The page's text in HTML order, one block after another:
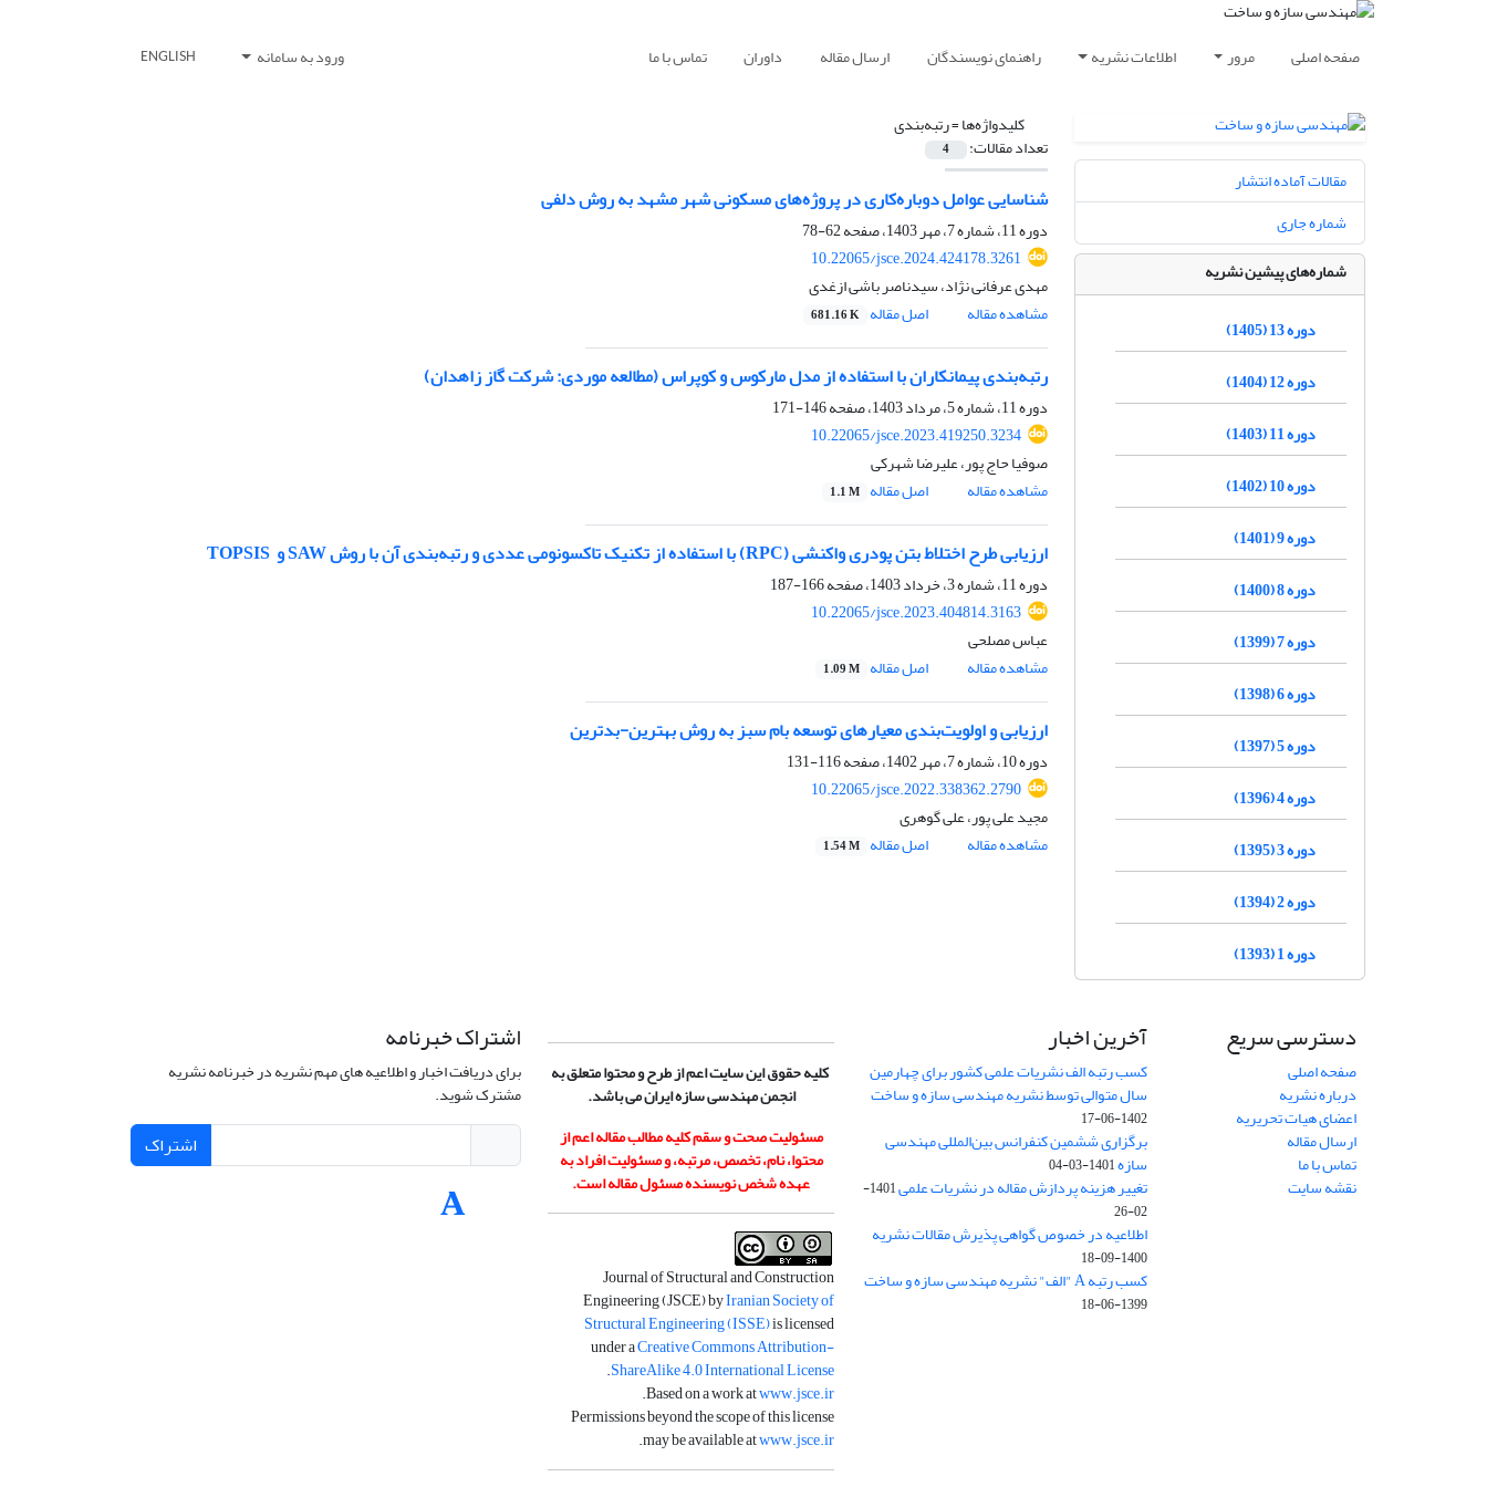
صفحه اصلی مرور اطلاعات نشریه راهنمای نویسندگان ارسال مقاله داوران تماس با ما ورود به سامانه ENGLISH
کلیدواژه‌ها =رتبه‌بندی
تعداد مقالات: 4
شناسایی عوامل دوباره‌کاری در پروژه‌های مسکونی شهر مشهد به روش دلفی
دوره 11، شماره 7، مهر 1403، صفحه
62-78
10.22065/jsce.2024.424178.3261
مهدی عرفانی نژاد، سیدناصر باشی ازغدی
مشاهده مقاله
اصل مقاله 681.16 K
رتبه‌بندی پیمانکاران با استفاده از مدل مارکوس و کوپراس (مطالعه موردی: شرکت گاز زاهدان)
دوره 11، شماره 5، مرداد 1403، صفحه
146-171
10.22065/jsce.2023.419250.3234
صوفیا حاج پور، علیرضا شهرکی
مشاهده مقاله
اصل مقاله 1.1 M
ارزیابی طرح اختلاط بتن پودری واکنشی (RPC) با استفاده از تکنیک تاکسونومی عددی و رتبه‌بندی آن با روش SAW و ‌‌‌ TOPSIS
دوره 11، شماره 3، خرداد 1403، صفحه
166-187
10.22065/jsce.2023.404814.3163
عباس مصلحی
مشاهده مقاله
اصل مقاله 1.09 M
ارزیابی و اولویت‌بندی معیار‌های توسعه بام سبز به روش بهترین-بدترین
دوره 10، شماره 7، مهر 1402، صفحه
116-131
10.22065/jsce.2022.338362.2790
مجید علی پور، علی گوهری
مشاهده مقاله
اصل مقاله 1.54 M
مقالات آماده انتشار
شماره جاری
شماره‌های پیشین نشریه
دوره 13 (1405)
دوره 12 (1404)
دوره 11 (1403)
دوره 10 (1402)
دوره 9 (1401)
دوره 8 (1400)
دوره 7 (1399)
دوره 6 (1398)
دوره 5 (1397)
دوره 4 (1396)
دوره 3 (1395)
دوره 2 (1394)
دوره 1 (1393)
دسترسی سریع
صفحه اصلی
درباره نشریه
اعضای هیات تحریریه
ارسال مقاله
تماس با ما
نقشه سایت
آخرین اخبار
کسب رتبه الف نشریات علمی کشور برای چهارمین
سال متوالی توسط نشریه مهندسی سازه و ساخت
1402-06-17
برگزاری ششمین کنفرانس بین‌المللی مهندسی
سازه1401-03-04
تغییر هزینه پردازش مقاله در نشریات علمی
1401-
02-26
اطلاعیه در خصوص گواهی پذیرش مقالات نشریه
1400-09-18
کسب رتبه A "الف" نشریه مهندسی سازه و ساخت
1399-06-18
کلیه حقوق این سایت اعم از طرح و محتوا متعلق به
انجمن مهندسی سازه ایران می باشد.
مسئولیت صحت و سقم کلیه مطالب مقاله اعم از
محتوا، نام، تخصص، مرتبه، و مسئولیت افراد به
عهده شخص نویسنده مسئول مقاله است.
Journal of Structural and Construction
Engineering (JSCE) byIranian Society of
Structural Engineering (ISSE)is licensed
under aCreative Commons Attribution-
ShareAlike 4.0 International License
.
Based on a work atwww.jsce.ir
.
Permissions beyond the scope of this license
may be available atwww.jsce.ir
.
اشتراک خبرنامه
برای دریافت اخبار و اطلاعیه های مهم نشریه در خبرنامه نشریه
مشترک شوید.
اشتراک